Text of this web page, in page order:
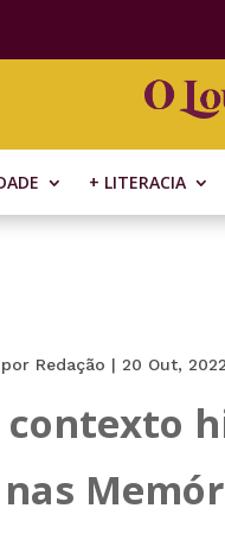
+ LITERACIA
por Redação | 20 Out, 2022